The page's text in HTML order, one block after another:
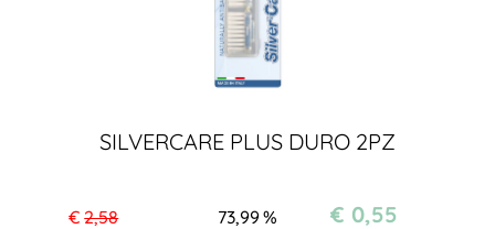
SILVERCARE PLUS DURO 2PZ
€ 2,58 %
73,99 € 0,55